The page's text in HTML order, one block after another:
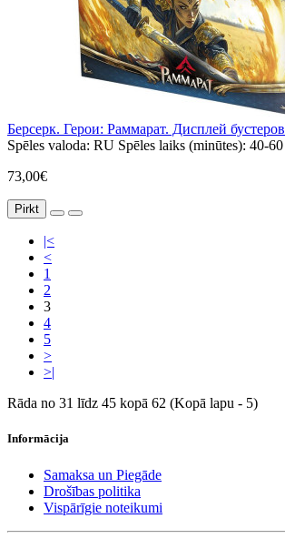
Берсерк. Герои: Раммарат. Дисплей бустеров
Spēles valoda: RU Spēles laiks (minūtes): 40-60
73,00€
Pirkt
|<
<
1
2
3
4
5
>
>|
Rāda no 31 līdz 45 kopā 62 (Kopā lapu - 5)
Informācija
Samaksa un Piegāde
Drošības politika
Vispārīgie noteikumi